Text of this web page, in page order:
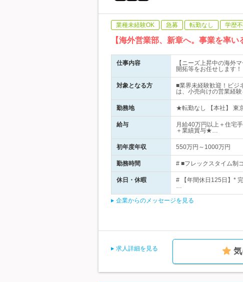
業種未経験OK 急募 転勤なし 学歴
【海外営業部、新章へ。事業を率
仕事内容
【ニーズ上昇中の海外
開拓等をお任せします！
対象となる方
■業界未経験歓迎！ビジ
は、小売向けの営業経験
勤務地 ★転勤なし 【本社】 東
給与
月給40万円以上＋住宅
＋業績賞与★…
初年度年収 550万円～1000万円
勤務時間 # ■フレックスタイム制
休日・休暇
# 【年間休日125日】*
…
企業からのメッセージを見る
求人詳細を見る